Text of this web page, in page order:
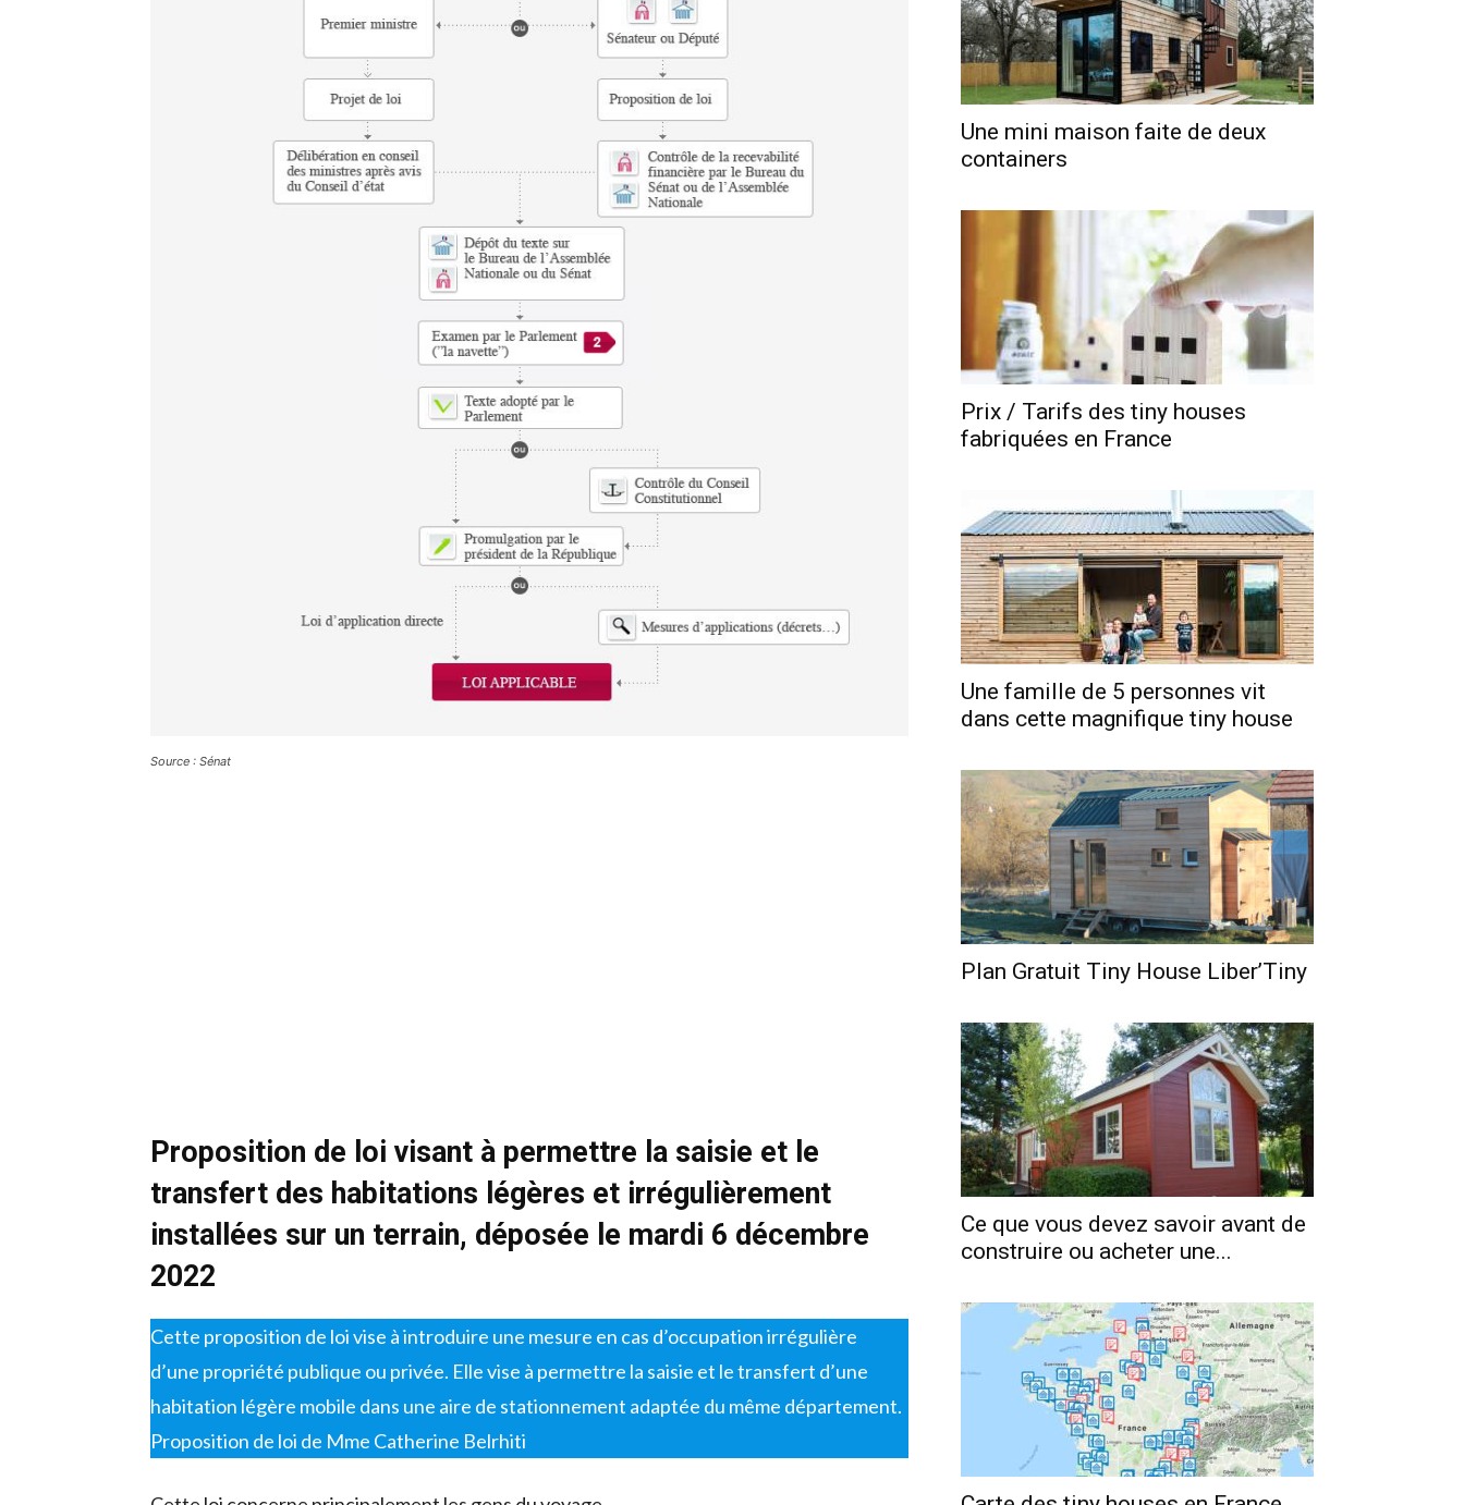
Source : Sénat
Proposition de loi visant à permettre la saisie et le
transfert des habitations légères et irrégulièrement
installées sur un terrain, déposée le mardi 6 décembre
2022
Cette proposition de loi vise à introduire une mesure en cas d’occupation irrégulière
d’une propriété publique ou privée. Elle vise à permettre la saisie et le transfert d’une
habitation légère mobile dans une aire de stationnement adaptée du même département.
Proposition de loi de Mme Catherine Belrhiti
Une mini maison faite de deux
containers
Prix / Tarifs des tiny houses
fabriquées en France
Une famille de 5 personnes vit
dans cette magnifique tiny house
Plan Gratuit Tiny House Liber’Tiny
Ce que vous devez savoir avant de
construire ou acheter une...